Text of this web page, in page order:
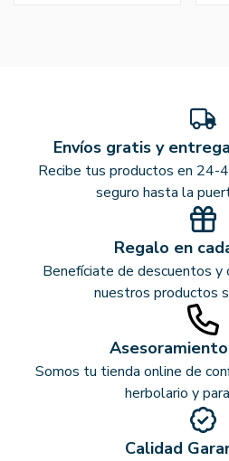
Envíos gratis y
Recibe tus productos en 24-
seguro hasta la
Regalo en
Benefíciate de descuentos
nuestros productos
Somos tu tienda online de
herbolario y
Calidad